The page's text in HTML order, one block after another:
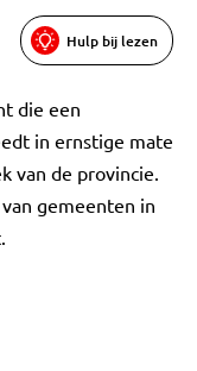
Hulp bij lezen
die een
in ernstige mate
van de provincie.
gemeenten in